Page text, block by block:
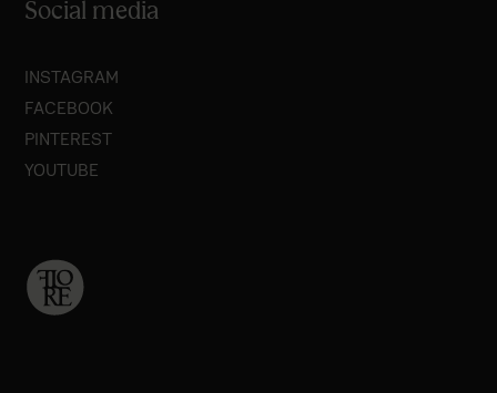
Social media
INSTAGRAM
FACEBOOK
PINTEREST
YOUTUBE